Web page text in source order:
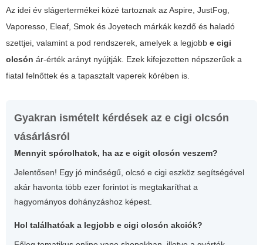
Az idei év slágertermékei közé tartoznak az Aspire, JustFog,
Vaporesso, Eleaf, Smok és Joyetech márkák kezdő és haladó
szettjei, valamint a pod rendszerek, amelyek a legjobb e cigi
olcsón ár-érték arányt nyújtják. Ezek kifejezetten népszerűek a
fiatal felnőttek és a tapasztalt vaperek körében is.
Gyakran ismételt kérdések az e cigi olcsón
vásárlásról
Mennyit spórolhatok, ha az e cigit olcsón veszem?
Jelentősen! Egy jó minőségű, olcsó e cigi eszköz segítségével
akár havonta több ezer forintot is megtakaríthat a
hagyományos dohányzáshoz képest.
Hol találhatóak a legjobb e cigi olcsón akciók?